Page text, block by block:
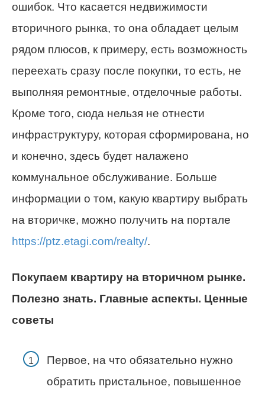
ошибок. Что касается недвижимости
вторичного рынка, то она обладает целым
рядом плюсов, к примеру, есть возможность
переехать сразу после покупки, то есть, не
выполняя ремонтные, отделочные работы.
Кроме того, сюда нельзя не отнести
инфраструктуру, которая сформирована, но
и конечно, здесь будет налажено
коммунальное обслуживание. Больше
информации о том, какую квартиру выбрать
на вторичке, можно получить на портале
https://ptz.etagi.com/realty/.
Покупаем квартиру на вторичном рынке.
Полезно знать. Главные аспекты. Ценные
советы
Первое, на что обязательно нужно
обратить пристальное, повышенное